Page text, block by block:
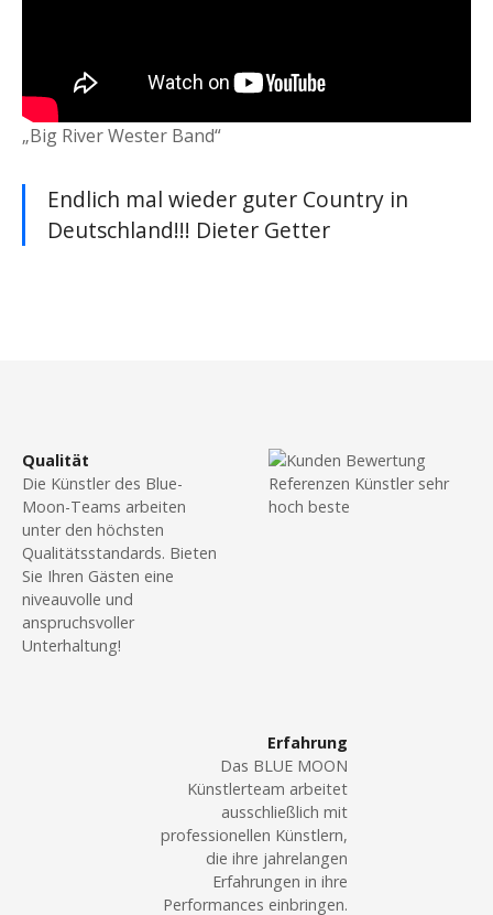
„Big River Wester Band“
Endlich mal wieder guter Country in
Deutschland!!! Dieter Getter
Qualität
Die Künstler des Blue-
Moon-Teams arbeiten
unter den höchsten
Qualitätsstandards. Bieten
Sie Ihren Gästen eine
niveauvolle und
anspruchsvoller
Unterhaltung!
Erfahrung
Das BLUE MOON
Künstlerteam arbeitet
ausschließlich mit
professionellen Künstlern,
die ihre jahrelangen
Erfahrungen in ihre
Performances einbringen.